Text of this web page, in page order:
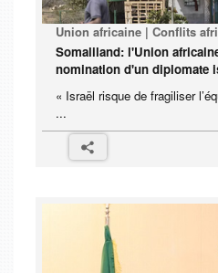
Union africaine | Conflits
Somaliland: l'Union
nomination d'un diplomate
« Israël risque de fragiliser
...